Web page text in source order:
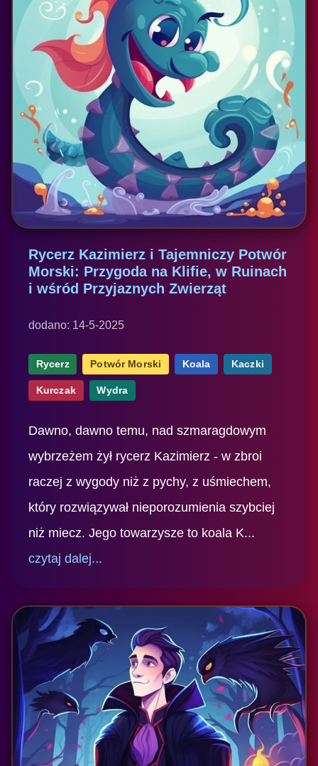
Rycerz Kazimierz i Tajemniczy Potwór
Morski: Przygoda na Klifie, w Ruinach
i wśród Przyjaznych Zwierząt
dodano: 14-5-2025
Rycerz Potwór Morski Koala Kaczki
Kurczak Wydra
Dawno, dawno temu, nad szmaragdowym
wybrzeżem żył rycerz Kazimierz - w zbroi
raczej z wygody niż z pychy, z uśmiechem,
który rozwiązywał nieporozumienia szybciej
niż miecz. Jego towarzysze to koala K...
czytaj dalej...